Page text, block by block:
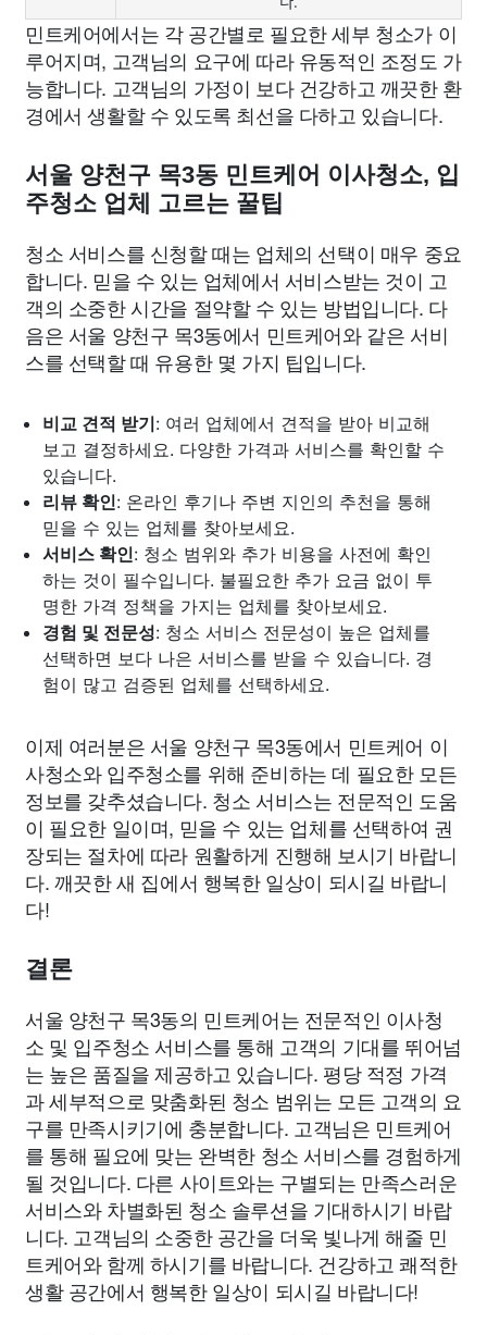
민트케어에서는 각 공간별로 필요한 세부 청소가 이
루어지며, 고객님의 요구에 따라 유동적인 조정도 가
능합니다. 고객님의 가정이 보다 건강하고 깨끗한 환
경에서 생활할 수 있도록 최선을 다하고 있습니다.
서울 양천구 목3동 민트케어 이사청소, 입
주청소 업체 고르는 꿀팁
청소 서비스를 신청할 때는 업체의 선택이 매우 중요
합니다. 믿을 수 있는 업체에서 서비스받는 것이 고
객의 소중한 시간을 절약할 수 있는 방법입니다. 다
음은 서울 양천구 목3동에서 민트케어와 같은 서비
스를 선택할 때 유용한 몇 가지 팁입니다.
비교 견적 받기: 여러 업체에서 견적을 받아 비교해
보고 결정하세요. 다양한 가격과 서비스를 확인할 수
있습니다.
리뷰 확인: 온라인 후기나 주변 지인의 추천을 통해
믿을 수 있는 업체를 찾아보세요.
서비스 확인: 청소 범위와 추가 비용을 사전에 확인
하는 것이 필수입니다. 불필요한 추가 요금 없이 투
명한 가격 정책을 가지는 업체를 찾아보세요.
경험 및 전문성: 청소 서비스 전문성이 높은 업체를
선택하면 보다 나은 서비스를 받을 수 있습니다. 경
험이 많고 검증된 업체를 선택하세요.
이제 여러분은 서울 양천구 목3동에서 민트케어 이
사청소와 입주청소를 위해 준비하는 데 필요한 모든
정보를 갖추셨습니다. 청소 서비스는 전문적인 도움
이 필요한 일이며, 믿을 수 있는 업체를 선택하여 권
장되는 절차에 따라 원활하게 진행해 보시기 바랍니
다. 깨끗한 새 집에서 행복한 일상이 되시길 바랍니
다!
결론
서울 양천구 목3동의 민트케어는 전문적인 이사청
소 및 입주청소 서비스를 통해 고객의 기대를 뛰어넘
는 높은 품질을 제공하고 있습니다. 평당 적정 가격
과 세부적으로 맞춤화된 청소 범위는 모든 고객의 요
구를 만족시키기에 충분합니다. 고객님은 민트케어
를 통해 필요에 맞는 완벽한 청소 서비스를 경험하게
될 것입니다. 다른 사이트와는 구별되는 만족스러운
서비스와 차별화된 청소 솔루션을 기대하시기 바랍
니다. 고객님의 소중한 공간을 더욱 빛나게 해줄 민
트케어와 함께 하시기를 바랍니다. 건강하고 쾌적한
생활 공간에서 행복한 일상이 되시길 바랍니다!